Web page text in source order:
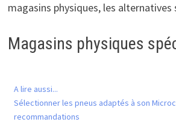
magasins physiques, les
Magasins physiques
A lire aussi...
Sélectionner les pneus adaptés à son
recommandations